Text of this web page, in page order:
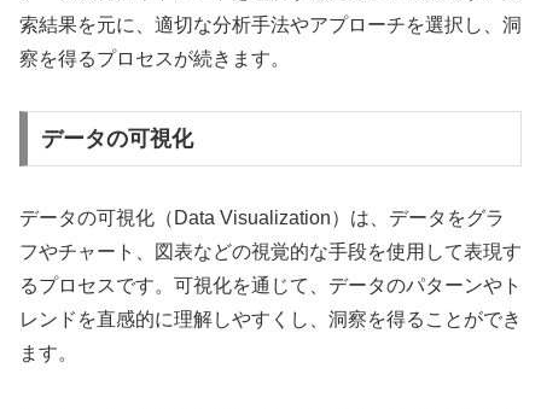
索結果を元に、適切な分析手法やアプローチを選択し、洞
察を得るプロセスが続きます。
データの可視化
データの可視化（Data Visualization）は、データをグラ
フやチャート、図表などの視覚的な手段を使用して表現す
るプロセスです。可視化を通じて、データのパターンやト
レンドを直感的に理解しやすくし、洞察を得ることができ
ます。